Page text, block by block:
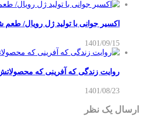
اکسیر جوانی با تولید ژل رویال/
1401/09/15
روایت زندگی که آفرینی که
1401/08/23
ارسال یک نظر